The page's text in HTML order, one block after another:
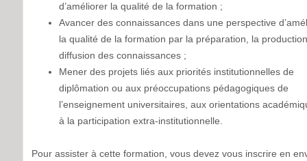
d’améliorer la qualité de la formation ;
Avancer des connaissances dans une perspective
la qualité de la formation par la préparation, la
diffusion des connaissances ;
Mener des projets liés aux priorités institutionnelles de
diplômation ou aux préoccupations pédagogiques de
l’enseignement universitaires, aux orientations
à la participation extra-institutionnelle.
Pour assister à cette formation, vous devez vous inscrire en